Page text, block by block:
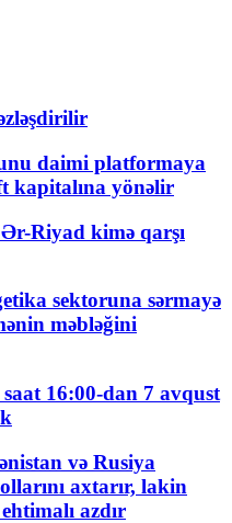
daimi platformaya
kapitalına yönəlir
Riyad kimə qarşı
sektoruna sərmayə
məbləğini
16:00-dan 7 avqust
və Rusiya
axtarır, lakin
azdır